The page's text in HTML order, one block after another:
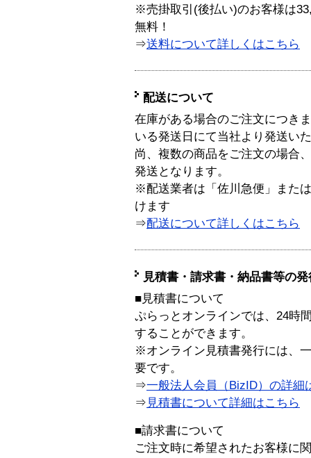
※売掛取引(後払い)のお客様は
無料！
⇒送料について詳しくはこちら
配送について
在庫がある場合のご注文につき
いる発送日にて当社より発送い
尚、複数の商品をご注文の場合
発送となります。
※配送業者は「佐川急便」また
けます
⇒配送について詳しくはこちら
見積書・請求書・納品書等の
■見積書について
ぷらっとオンラインでは、24時
することができます。
※オンライン見積書発行には、
要です。
⇒一般法人会員（BizID）の詳細
⇒ 見積書について詳細はこちら
■請求書について
ご注文時に希望されたお客様に